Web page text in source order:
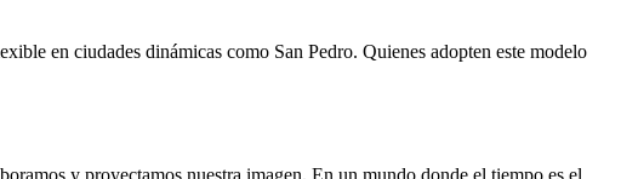
en ciudades dinámicas como San Pedro. Quienes adopten este modelo